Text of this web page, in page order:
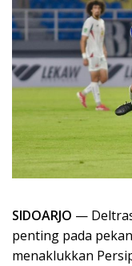
SIDOARJO —
penting pada
menaklukkan